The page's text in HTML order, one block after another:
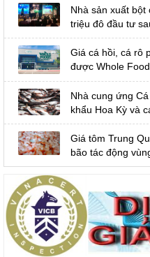
Nhà sản xuất bột
triệu đô đầu tư
Giá cá hồi, cá rô
được Whole
Nhà cung ứng
khẩu Hoa Kỳ và
Giá tôm Trung
bão tác động